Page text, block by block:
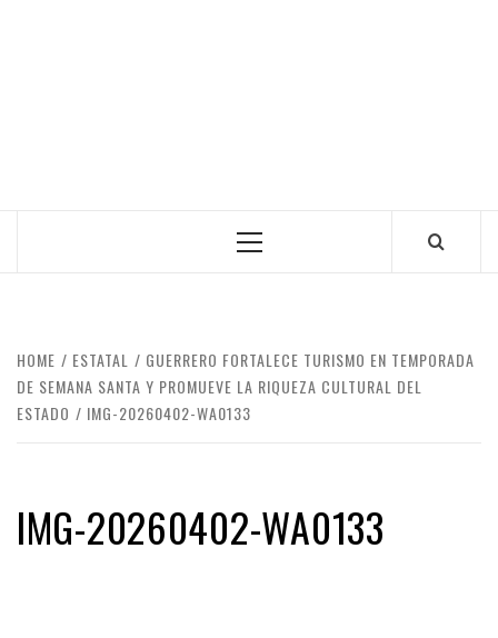
Primary
HOME ESTATAL
GUERRERO FORTALECE TURISMO EN TEMPORADA
DE SEMANA SANTA Y PROMUEVE LA RIQUEZA CULTURAL DEL
ESTADO
IMG-20260402-WA0133
IMG-20260402-WA0133